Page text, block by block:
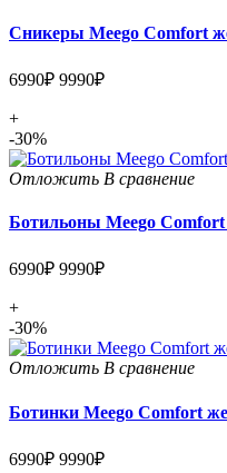
Сникеры Meego Comfort
6990₽ 9990₽
+
-30%
Отложить В сравнение
Ботильоны Meego
6990₽ 9990₽
+
-30%
Отложить В сравнение
Ботинки Meego Comfort
6990₽ 9990₽